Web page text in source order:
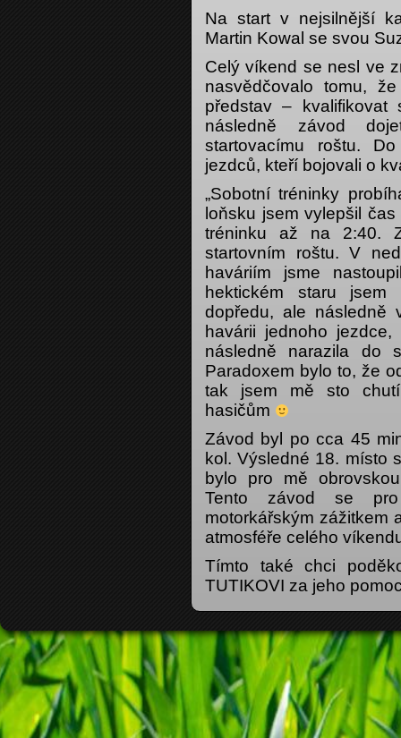
Na start v nejsilnější
Martin Kowal se svou
Celý víkend se nesl ve
nasvědčovalo tomu,
představ –
následně závod
startovacímu roštu.
jezdců, kteří bojovali o
„Sobotní tréninky
loňsku jsem vylepšil
tréninku až na 2:40.
startovním roštu. V
haváriím jsme
hektickém staru
dopředu, ale následně
havárii jednoho
následně narazila do
Paradoxem bylo to, že
tak jsem mě sto
hasičům
Závod byl po cca 45
kol. Výsledné 18. místo
bylo pro mě
Tento závod se
motorkářským zážitkem
atmosféře celého
Tímto také chci
TUTIKOVI za jeho